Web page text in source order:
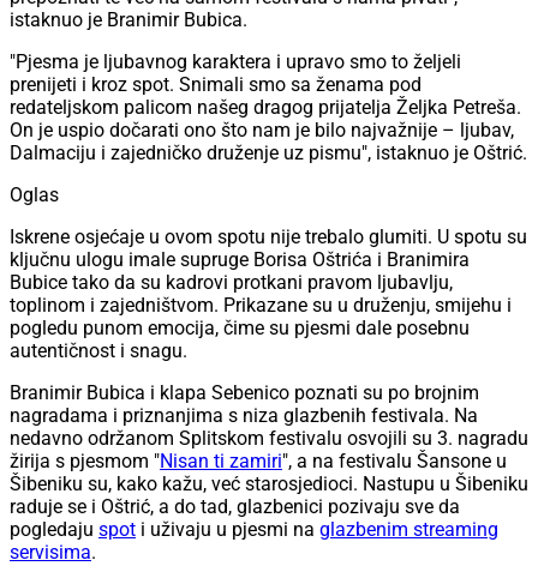
istaknuo je Branimir Bubica.
"Pjesma je ljubavnog karaktera i upravo smo to željeli
prenijeti i kroz spot. Snimali smo sa ženama pod
redateljskom palicom našeg dragog prijatelja Željka Petreša.
On je uspio dočarati ono što nam je bilo najvažnije – ljubav,
Dalmaciju i zajedničko druženje uz pismu", istaknuo je Oštrić.
Oglas
Iskrene osjećaje u ovom spotu nije trebalo glumiti. U spotu su
ključnu ulogu imale supruge Borisa Oštrića i Branimira
Bubice tako da su kadrovi protkani pravom ljubavlju,
toplinom i zajedništvom. Prikazane su u druženju, smijehu i
pogledu punom emocija, čime su pjesmi dale posebnu
autentičnost i snagu.
Branimir Bubica i klapa Sebenico poznati su po brojnim
nagradama i priznanjima s niza glazbenih festivala. Na
nedavno održanom Splitskom festivalu osvojili su 3. nagradu
žirija s pjesmom "Nisan ti zamiri", a na festivalu Šansone u
Šibeniku su, kako kažu, već starosjedioci. Nastupu u Šibeniku
raduje se i Oštrić, a do tad, glazbenici pozivaju sve da
pogledaju spot i uživaju u pjesmi na glazbenim streaming
servisima.